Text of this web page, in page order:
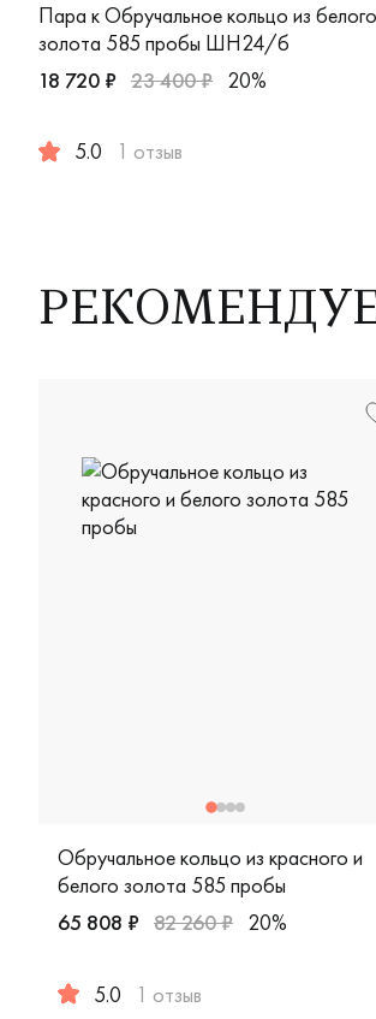
Пара к Обручальное кольцо из белого
золота 585 пробы ШН24/б
18 720 ₽ 23 400 ₽ 20%
5.0 1 отзыв
Обручальное кольцо из красного и
белого золота 585 пробы
65 808 ₽ 82 260 ₽ 20%
5.0 1 отзыв